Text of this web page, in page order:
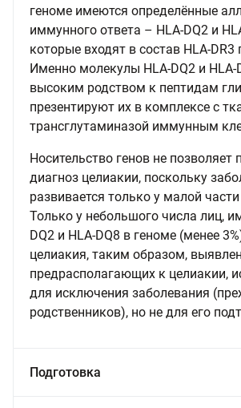
геноме имеются определённые
иммунного ответа – HLA-DQ2 и
которые входят в состав HLA-DR3
Именно молекулы HLA-DQ2 и
высоким родством к пептидам
презентируют их в комплексе с
трансглутаминазой иммунным
Носительство генов не позволяет
диагноз целиакии, поскольку
развивается только у малой части
Только у небольшого числа лиц,
DQ2 и HLA-DQ8 в геноме (менее
целиакия, таким образом,
предрасполагающих к целиакии,
для исключения заболевания
родственников), но не для его
Подготовка